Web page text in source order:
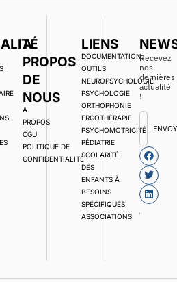
A
PROPOS
DE
NOUS
A
PROPOS
CGU
POLITIQUE DE
CONFIDENTIALITÉ
LIENS
DOCUMENTATION,
OUTILS
NEUROPSYCHOLOGIE
PSYCHOLOGIE
ORTHOPHONIE
ERGOTHÉRAPIE
PSYCHOMOTRICITÉ
PÉDIATRIE
SCOLARITÉ
DES
ENFANTS À
BESOINS
SPÉCIFIQUES
ASSOCIATIONS
Recevez
nos
dernières
actualité
!